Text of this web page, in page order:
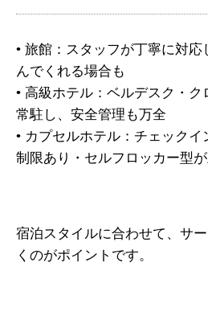
• 旅館：スタッフが丁寧に対
んでくれる場合も
• 高級ホテル：ベルデスク・
常駐し、安全管理も万全
• カプセルホテル：チェック
制限あり・セルフロッカー型
宿泊スタイルに合わせて、サ
くのがポイントです。